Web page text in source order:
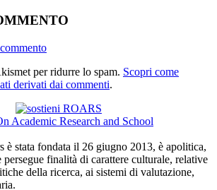
per ridurre lo spam. Scopri come
derivati dai commenti.
è stata fondata il 26 giugno 2013, è apolitica,
finalità di carattere culturale, relative
della ricerca, ai sistemi di valutazione,